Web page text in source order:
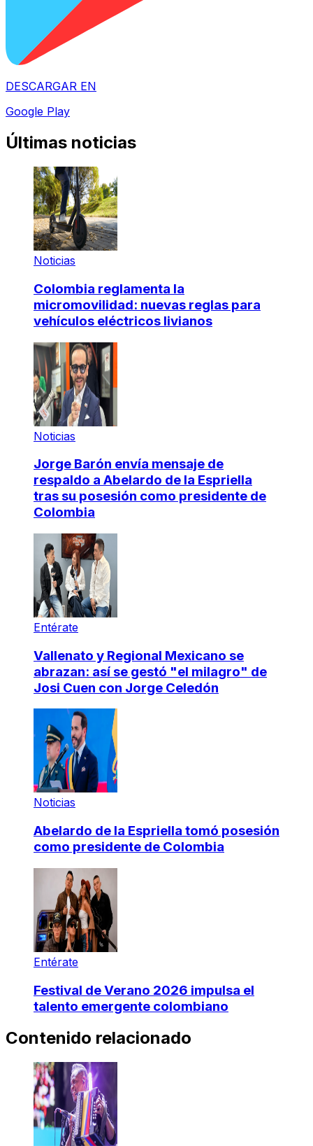
DESCARGAR EN
Google Play
Últimas noticias
Noticias
Colombia reglamenta la
micromovilidad: nuevas reglas para
vehículos eléctricos livianos
Noticias
Jorge Barón envía mensaje de
respaldo a Abelardo de la Espriella
tras su posesión como presidente de
Colombia
Entérate
Vallenato y Regional Mexicano se
abrazan: así se gestó "el milagro" de
Josi Cuen con Jorge Celedón
Noticias
Abelardo de la Espriella tomó posesión
como presidente de Colombia
Entérate
Festival de Verano 2026 impulsa el
talento emergente colombiano
Contenido relacionado